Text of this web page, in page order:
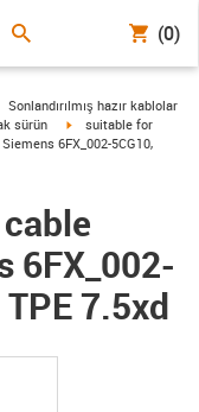
(0)
icon-arrow-right
Sonlandırılmış hazır kablolar
sürün igus-icon-arrow-right
suitable for
6FX_002-5CG10,
6FX_002-
7.5xd